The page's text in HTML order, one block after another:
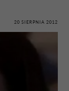
20 SIERPNIA 2012